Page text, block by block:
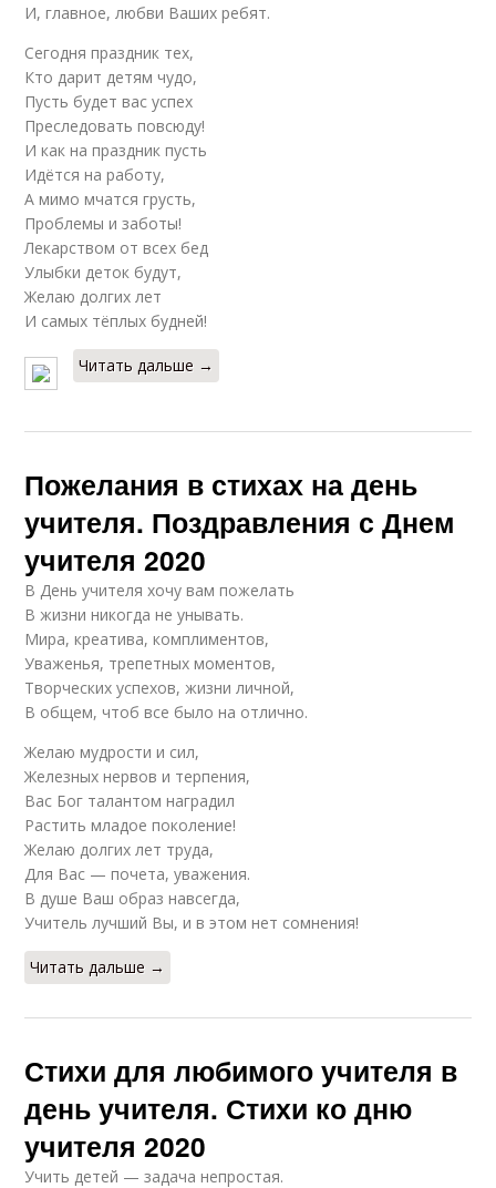
И, главное, любви Ваших ребят.
Сегодня праздник тех,
Кто дарит детям чудо,
Пусть будет вас успех
Преследовать повсюду!
И как на праздник пусть
Идётся на работу,
А мимо мчатся грусть,
Проблемы и заботы!
Лекарством от всех бед
Улыбки деток будут,
Желаю долгих лет
И самых тёплых будней!
Читать дальше →
Пожелания в стихах на день
учителя. Поздравления с Днем
учителя 2020
В День учителя хочу вам пожелать
В жизни никогда не унывать.
Мира, креатива, комплиментов,
Уваженья, трепетных моментов,
Творческих успехов, жизни личной,
В общем, чтоб все было на отлично.
Желаю мудрости и сил,
Железных нервов и терпения,
Вас Бог талантом наградил
Растить младое поколение!
Желаю долгих лет труда,
Для Вас — почета, уважения.
В душе Ваш образ навсегда,
Учитель лучший Вы, и в этом нет сомнения!
Читать дальше →
Стихи для любимого учителя в
день учителя. Стихи ко дню
учителя 2020
Учить детей — задача непростая.